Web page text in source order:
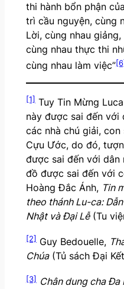
thi hành bổn phận
trì cầu nguyện, cùng
Lời, cùng nhau
cùng nhau thực thi
cùng nhau làm việc”
[1]Tuy Tin Mừng
này được sai đến với
các nhà chú giải,
Cựu Ước, do đó,
được sai đến với dân
đồ được sai đến với
Hoàng Đắc Ánh, Tin
theo thánh Lu-ca:
Nhật và Đại Lễ(Tu
[2]Guy Bedouelle,
Chúa(Tủ sách Đại
[3] Chân dung cha